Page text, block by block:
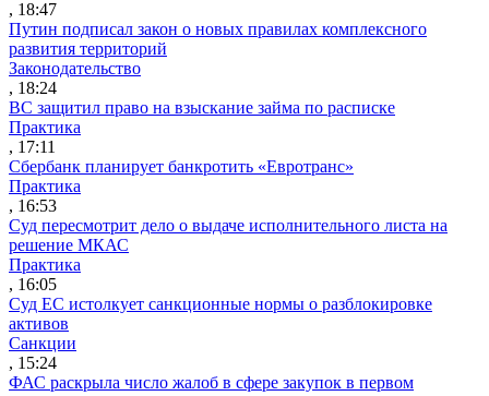
, 18:47
Путин подписал закон о новых правилах комплексного
развития территорий
Законодательство
, 18:24
ВС защитил право на взыскание займа по расписке
Практика
, 17:11
Сбербанк планирует банкротить «Евротранс»
Практика
, 16:53
Суд пересмотрит дело о выдаче исполнительного листа на
решение МКАС
Практика
, 16:05
Суд ЕС истолкует санкционные нормы о разблокировке
активов
Санкции
, 15:24
ФАС раскрыла число жалоб в сфере закупок в первом